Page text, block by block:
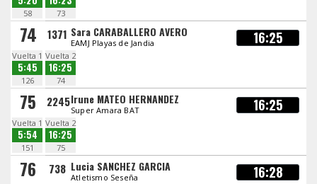
58 73
74 1371 Sara CARABALLERO AVERO
EAMJ Playas de Jandia 16:25
Vuelta 1
5:45
126
Vuelta 2
16:25
74
75 2245Irune MATEO HERNANDEZ
Super Amara BAT 16:25
Vuelta 1
5:54
151
Vuelta 2
16:25
75
76 738 Lucia SANCHEZ GARCIA
Atletismo Seseña 16:28